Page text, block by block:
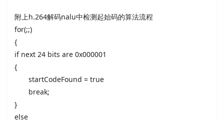
附上h.264解码nalu中检测起始码的算法流程
for(;;)
{
if next 24 bits are 0x000001
{
startCodeFound = true
break;
}
else